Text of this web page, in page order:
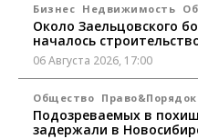
Бизнес Недвижимость
Около Заельцовского
началось
06 Августа 2026, 17:00
Общество Право&Порядок
Подозреваемых в
задержали в